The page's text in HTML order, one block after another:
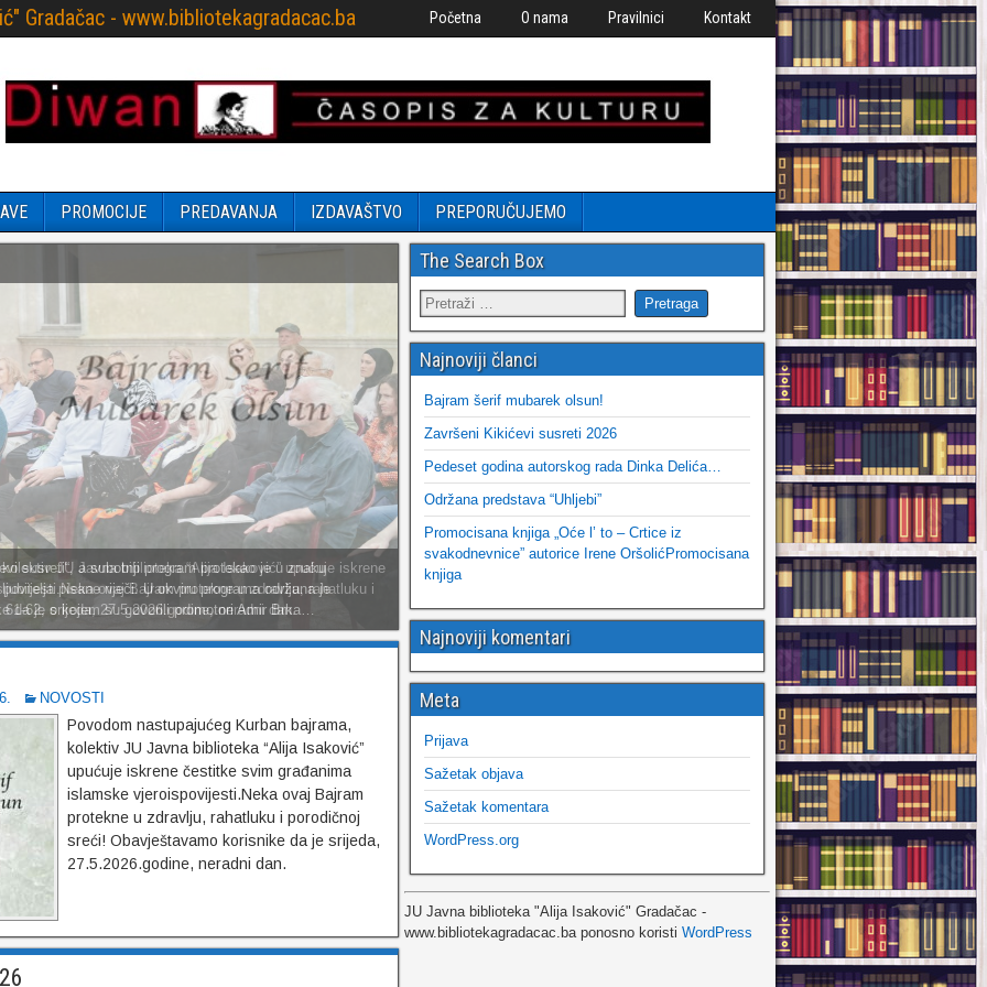
Gradačac - www.bibliotekagradacac.ba Početna O nama Pravilnici Kontakt
PROMOCIJE PREDAVANJA IZDAVAŠTVO PREPORUČUJEMO
susreti“, a subotnji program protekao je u znaku
pisane riječi. U okviru programa održana je
61-62, o kojem su govorili promotori Amir Brka…
NOVOSTI
Povodom nastupajućeg Kurban bajrama,
kolektiv JU Javna biblioteka “Alija Isaković”
upućuje iskrene čestitke svim građanima
islamske vjeroispovijesti.Neka ovaj Bajram
protekne u zdravlju, rahatluku i porodičnoj
sreći! Obavještavamo korisnike da je srijeda,
27.5.2026.godine, neradni dan.
The Search Box
Najnoviji članci
Bajram šerif mubarek olsun!
Završeni Kikićevi susreti 2026
Pedeset godina autorskog rada Dinka Delića…
Održana predstava “Uhljebi”
Promocisana knjiga „Oće l’ to – Crtice iz
svakodnevnice” autorice Irene OršolićPromocisana
knjiga
Najnoviji komentari
Meta
Prijava
Sažetak objava
Sažetak komentara
WordPress.org
JU Javna biblioteka "Alija Isaković" Gradačac -
www.bibliotekagradacac.ba ponosno koristi WordPress